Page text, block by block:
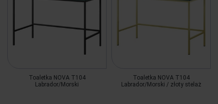
Toaletka NOVA T104
Labrador/Morski
Toaletka NOVA T104
Labrador/Morski / złoty stelaż